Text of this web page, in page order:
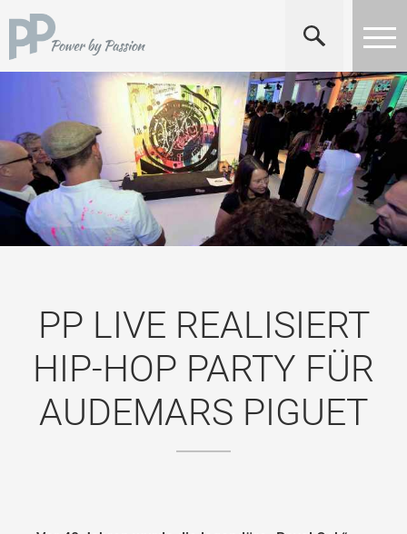
PP LIVE REALISIERT
HIP-HOP PARTY FÜR
AUDEMARS PIGUET